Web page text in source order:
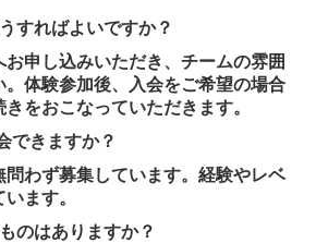
すればよいですか？
申し込みいただき、チームの雰囲
。体験参加後、入会をご希望の場合
をおこなっていただきます。
できますか？
わず募集しています。経験やレベ
ます。
のはありますか？